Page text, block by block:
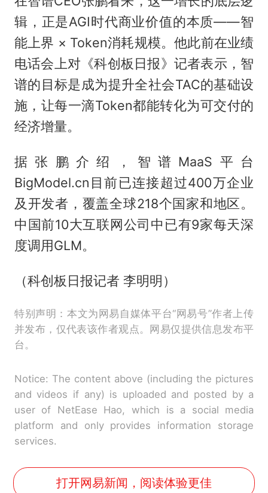
辑，正是AGI时代商业价值的本质——智
能上界 × Token消耗规模。他此前在业绩
电话会上对《科创板日报》记者表示，智
谱的目标是成为提升全社会TAC的基础设
施，让每一滴Token都能转化为可交付的
经济增量。
据张鹏介绍，智谱MaaS平台
BigModel.cn目前已连接超过400万企业
及开发者，覆盖全球218个国家和地区。
中国前10大互联网公司中已有9家每天深
度调用GLM。
（科创板日报记者 李明明）
特别声明：本文为网易自媒体平台“网易号”作者上传
并发布，仅代表该作者观点。网易仅提供信息发布平
台。
Notice: The content above (including the pictures
and videos if any) is uploaded and posted by a
user of NetEase Hao, which is a social media
platform and only provides information storage
services.
打开网易新闻，阅读体验更佳